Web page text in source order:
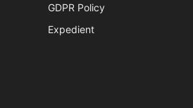
GDPR Policy
Expedient